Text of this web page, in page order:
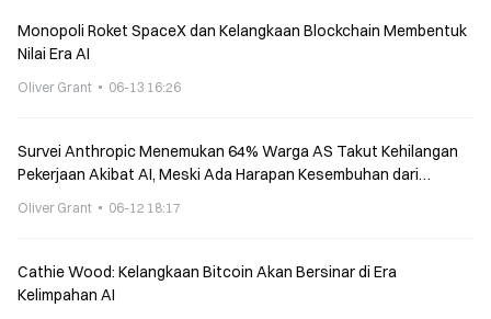
Monopoli Roket SpaceX dan Kelangkaan Blockchain Membentuk
Nilai Era AI
Oliver Grant 06-13 16:26
Survei Anthropic Menemukan 64% Warga AS Takut Kehilangan
Pekerjaan Akibat AI, Meski Ada Harapan Kesembuhan dari
Oliver Grant 06-12 18:17
Cathie Wood: Kelangkaan Bitcoin Akan Bersinar di Era
Kelimpahan AI